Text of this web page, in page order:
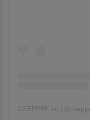
CSEPPEK.hu (@